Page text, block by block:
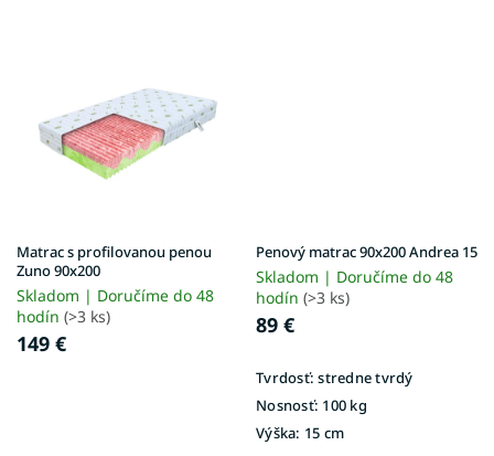
Matrac s profilovanou penou
Zuno 90x200
Skladom | Doručíme do 48
hodín (>3 ks)
149 €
Penový matrac 90x200 Andrea 15
Skladom | Doručíme do 48
hodín (>3 ks)
89 €
Tvrdosť: stredne tvrdý
Nosnosť: 100 kg
Výška: 15 cm